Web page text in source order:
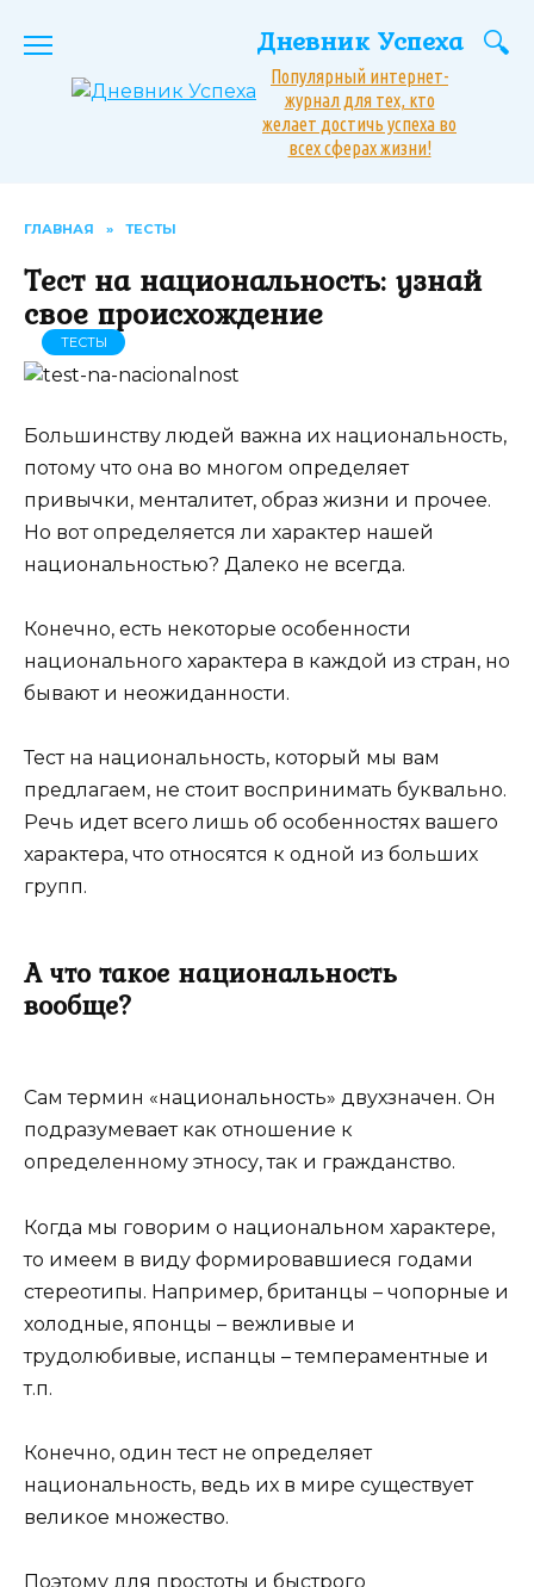
Дневник Успеха
Популярный интернет-
журнал для тех, кто
желает достичь успеха во
всех сферах жизни!
ГЛАВНАЯ » ТЕСТЫ
Тест на национальность: узнай
свое происхождение
ТЕСТЫ
Большинству людей важна их национальность,
потому что она во многом определяет
привычки, менталитет, образ жизни и прочее.
Но вот определяется ли характер нашей
национальностью? Далеко не всегда.
Конечно, есть некоторые особенности
национального характера в каждой из стран, но
бывают и неожиданности.
Тест на национальность, который мы вам
предлагаем, не стоит воспринимать буквально.
Речь идет всего лишь об особенностях вашего
характера, что относятся к одной из больших
групп.
А что такое национальность
вообще?
Сам термин «национальность» двухзначен. Он
подразумевает как отношение к
определенному этносу, так и гражданство.
Когда мы говорим о национальном характере,
то имеем в виду формировавшиеся годами
стереотипы. Например, британцы – чопорные и
холодные, японцы – вежливые и
трудолюбивые, испанцы – темпераментные и
т.п.
Конечно, один тест не определяет
национальность, ведь их в мире существует
великое множество.
Поэтому для простоты и быстрого